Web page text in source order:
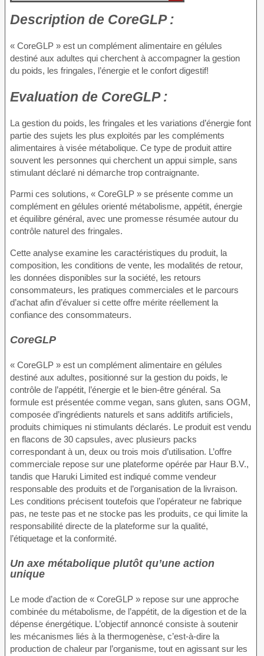
Description de CoreGLP :
« CoreGLP » est un complément alimentaire en gélules
destiné aux adultes qui cherchent à accompagner la gestion
du poids, les fringales, l’énergie et le confort digestif!
Evaluation de CoreGLP :
La gestion du poids, les fringales et les variations d’énergie font
partie des sujets les plus exploités par les compléments
alimentaires à visée métabolique. Ce type de produit attire
souvent les personnes qui cherchent un appui simple, sans
stimulant déclaré ni démarche trop contraignante.
Parmi ces solutions, « CoreGLP » se présente comme un
complément en gélules orienté métabolisme, appétit, énergie
et équilibre général, avec une promesse résumée autour du
contrôle naturel des fringales.
Cette analyse examine les caractéristiques du produit, la
composition, les conditions de vente, les modalités de retour,
les données disponibles sur la société, les retours
consommateurs, les pratiques commerciales et le parcours
d’achat afin d’évaluer si cette offre mérite réellement la
confiance des consommateurs.
CoreGLP
« CoreGLP » est un complément alimentaire en gélules
destiné aux adultes, positionné sur la gestion du poids, le
contrôle de l’appétit, l’énergie et le bien-être général. Sa
formule est présentée comme vegan, sans gluten, sans OGM,
composée d’ingrédients naturels et sans additifs artificiels,
produits chimiques ni stimulants déclarés. Le produit est vendu
en flacons de 30 capsules, avec plusieurs packs
correspondant à un, deux ou trois mois d’utilisation. L’offre
commerciale repose sur une plateforme opérée par Haur B.V.,
tandis que Haruki Limited est indiqué comme vendeur
responsable des produits et de l’organisation de la livraison.
Les conditions précisent toutefois que l’opérateur ne fabrique
pas, ne teste pas et ne stocke pas les produits, ce qui limite la
responsabilité directe de la plateforme sur la qualité,
l’étiquetage et la conformité.
Un axe métabolique plutôt qu’une action
unique
Le mode d’action de « CoreGLP » repose sur une approche
combinée du métabolisme, de l’appétit, de la digestion et de la
dépense énergétique. L’objectif annoncé consiste à soutenir
les mécanismes liés à la thermogenèse, c’est-à-dire la
production de chaleur par l’organisme, tout en agissant sur les